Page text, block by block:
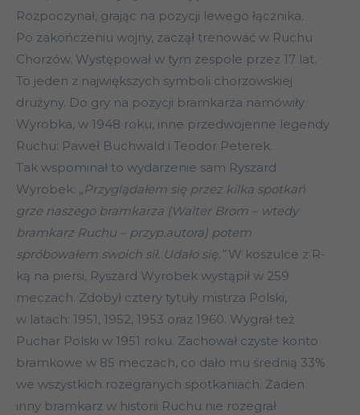
Rozpoczynał, grając na pozycji lewego łącznika.
Po zakończeniu wojny, zaczął trenować w Ruchu
Chorzów. Występował w tym zespole przez 17 lat.
To jeden z największych symboli chorzowskiej
drużyny. Do gry na pozycji bramkarza namówiły
Wyrobka, w 1948 roku, inne przedwojenne legendy
Ruchu: Paweł Buchwald i Teodor Peterek.
Tak wspominał to wydarzenie sam Ryszard
Wyrobek: „Przyglądałem się przez kilka spotkań
grze naszego bramkarza (Walter Brom – wtedy
bramkarz Ruchu – przyp.autora) potem
spróbowałem swoich sił. Udało się.” W koszulce z R-
ką na piersi, Ryszard Wyrobek wystąpił w 259
meczach. Zdobył cztery tytuły mistrza Polski,
w latach: 1951, 1952, 1953 oraz 1960. Wygrał też
Puchar Polski w 1951 roku. Zachował czyste konto
bramkowe w 85 meczach, co dało mu średnią 33%
we wszystkich rozegranych spotkaniach. Żaden
inny bramkarz w historii Ruchu nie rozegrał